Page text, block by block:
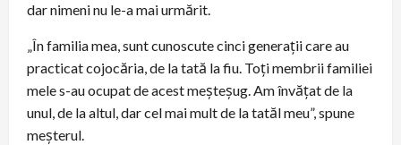
dar nimeni nu le-a mai urmărit.
„În familia mea, sunt cunoscute cinci generații care au
practicat cojocăria, de la tată la fiu. Toți membrii familiei
mele s-au ocupat de acest meșteșug. Am învățat de la
unul, de la altul, dar cel mai mult de la tatăl meu”, spune
meșterul.